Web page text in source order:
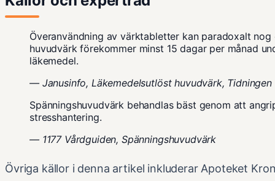
Överanvändning av värktabletter kan paradoxalt
huvudvärk förekommer minst 15 dagar per månad
läkemedel.
— Janusinfo, Läkemedelsutlöst huvudvärk,
Spänningshuvudvärk behandlas bäst genom att
stresshantering.
— 1177 Vårdguiden, Spänningshuvudvärk
Övriga källor i denna artikel inkluderar Apoteket